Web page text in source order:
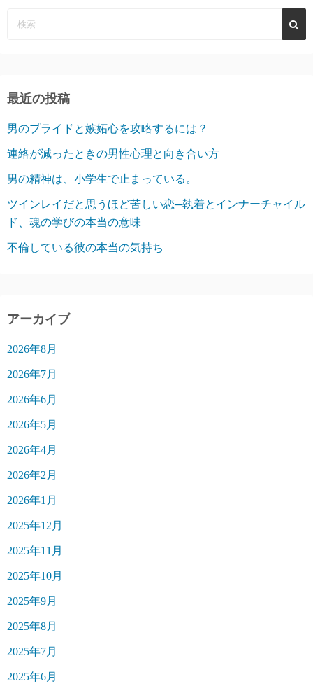
最近の投稿
男のプライドと嫉妬心を攻略するには？
連絡が減ったときの男性心理と向き合い方
男の精神は、小学生で止まっている。
ツインレイだと思うほど苦しい恋─執着とインナーチャイル
ド、魂の学びの本当の意味
不倫している彼の本当の気持ち
アーカイブ
2026年8月
2026年7月
2026年6月
2026年5月
2026年4月
2026年2月
2026年1月
2025年12月
2025年11月
2025年10月
2025年9月
2025年8月
2025年7月
2025年6月